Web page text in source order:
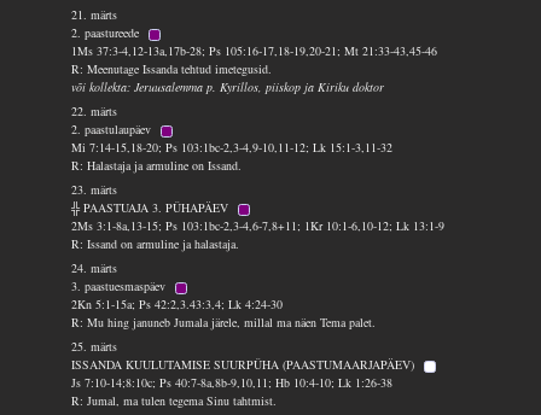
21. märts
2. paastureede
1Ms 37:3-4,12-13a,17b-28; Ps 105:16-17,18-19,20-21; Mt 21:33-43,45-46
R: Meenutage Issanda tehtud imetegusid.
või kollekta: Jeruusalemma p. Kyrillos, piiskop ja Kiriku doktor
22. märts
2. paastulaupäev
Mi 7:14-15,18-20; Ps 103:1bc-2,3-4,9-10,11-12; Lk 15:1-3,11-32
R: Halastaja ja armuline on Issand.
23. märts
╬ PAASTUAJA 3. PÜHAPÄEV
2Ms 3:1-8a,13-15; Ps 103:1bc-2,3-4,6-7,8+11; 1Kr 10:1-6,10-12; Lk 13:1-9
R: Issand on armuline ja halastaja.
24. märts
3. paastuesmaspäev
2Kn 5:1-15a; Ps 42:2,3.43:3,4; Lk 4:24-30
R: Mu hing januneb Jumala järele, millal ma näen Tema palet.
25. märts
ISSANDA KUULUTAMISE SUURPÜHA (PAASTUMAARJAPÄEV)
Js 7:10-14;8:10c; Ps 40:7-8a,8b-9,10,11; Hb 10:4-10; Lk 1:26-38
R: Jumal, ma tulen tegema Sinu tahtmist.